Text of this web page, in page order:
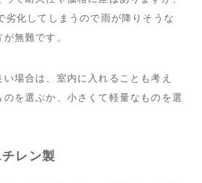
劣化してしまうので雨が降りそうな
無難です。
場合は、室内に入れることも考え
を選ぶか、小さくて軽量なものを選
レン製